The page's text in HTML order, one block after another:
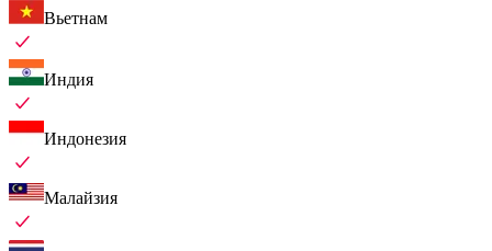
Вьетнам
Индия
Индонезия
Малайзия